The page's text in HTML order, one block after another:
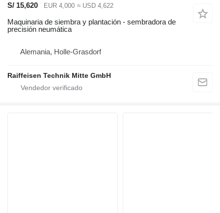
S/ 15,620
EUR 4,000 ≈ USD 4,622
Maquinaria de siembra y plantación - sembradora de
precisión neumática
Alemania, Holle-Grasdorf
Raiffeisen Technik Mitte GmbH